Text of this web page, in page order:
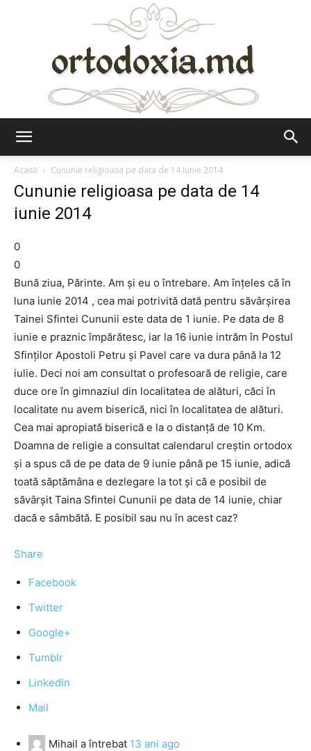
Acasă
Cununie religioasa pe data de 14 iunie 2014
Cununie religioasa pe data de 14
iunie 2014
0
0
Bună ziua, Părinte. Am şi eu o întrebare. Am înţeles că în
luna iunie 2014 , cea mai potrivită dată pentru săvârşirea
Tainei Sfintei Cununii este data de 1 iunie. Pe data de 8
iunie e praznic împărătesc, iar la 16 iunie intrăm în Postul
Sfinților Apostoli Petru și Pavel care va dura până la 12
iulie. Deci noi am consultat o profesoară de religie, care
duce ore în gimnaziul din localitatea de alături, căci în
localitate nu avem biserică, nici în localitatea de alături.
Cea mai apropiată biserică e la o distanţă de 10 Km.
Doamna de religie a consultat calendarul creştin ortodox
şi a spus că de pe data de 9 iunie până pe 15 iunie, adică
toată săptămâna e dezlegare la tot şi că e posibil de
săvârşit Taina Sfintei Cununii pe data de 14 iunie, chiar
dacă e sâmbătă. E posibil sau nu în acest caz?
Share
Facebook
Twitter
Google+
Tumblr
LinkedIn
Mail
Mihail a întrebat 13 ani ago